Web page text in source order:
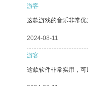
游客
这款游戏的音乐非常优
2024-08-11
游客
这款软件非常实用，可